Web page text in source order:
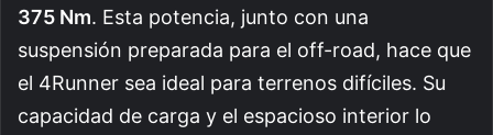
375 Nm. Esta potencia, junto con una
suspensión preparada para el off-road, hace que
el 4Runner sea ideal para terrenos difíciles. Su
capacidad de carga y el espacioso interior lo